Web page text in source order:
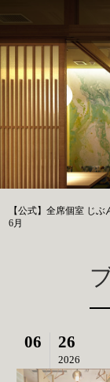
【公式】全席個室 じ
6月
06 26
2026